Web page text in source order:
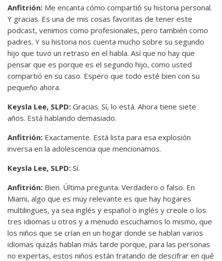
Anfitrión: Me encanta cómo compartió su historia personal.
Y gracias. Es una de mis cosas favoritas de tener este
podcast, venimos como profesionales, pero también como
padres. Y su historia nos cuenta mucho sobre su segundo
hijo que tuvo un retraso en el habla. Así que no hay que
pensar que es porque es el segundo hijo, como usted
compartió en su caso. Espero que todo esté bien con su
pequeño ahora.
Keysla Lee, SLPD: Gracias. Sí, lo está. Ahora tiene siete
años. Está hablando demasiado.
Anfitrión: Exactamente. Está lista para esa explosión
inversa en la adolescencia que mencionamos.
Keysla Lee, SLPD: Sí.
Anfitrión: Bien. Última pregunta. Verdadero o falso. En
Miami, algo que es muy relevante es que hay hogares
multilingües, ya sea inglés y español o inglés y creole o los
tres idiomas u otros y a menudo escuchamos lo mismo, que
los niños que se crían en un hogar donde se hablan varios
idiomas quizás hablan más tarde porque, para las personas
no expertas, estos niños están tratando de descifrar en qué